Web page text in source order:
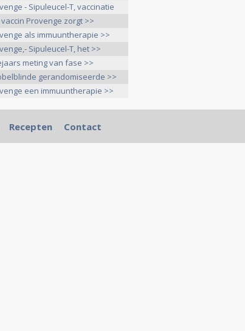
>>
- Sipuleucel-T, vaccinatie
vaccin Provenge zorgt >>
als immuuntherapie >>
Sipuleucel-T, het >>
meting van fase >>
gerandomiseerde >>
een immuuntherapie >>
Recepten Contact